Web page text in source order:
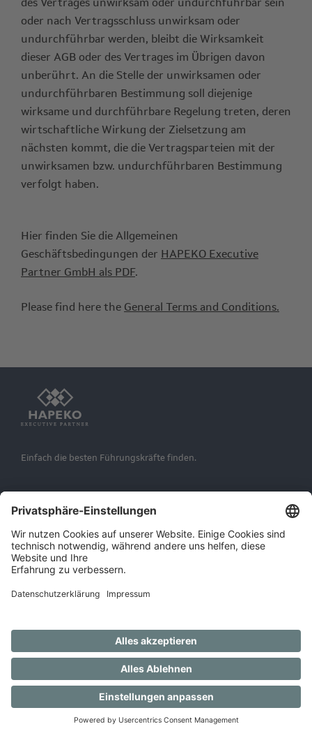
des Vertrages unwirksam oder undurchführbar sein
oder nach Vertragsschluss unwirksam oder
undurchführbar werden, bleibt die Wirksamkeit
dieser AGB oder des Vertrages im Übrigen davon
unberührt. An die Stelle der unwirksamen oder
undurchführbaren Bestimmung soll diejenige
wirksame und durchführbare Regelung treten, deren
wirtschaftliche Wirkung der Zielsetzung am
nächsten kommt, die die Vertragsparteien mit der
unwirksamen bzw. undurchführbaren Bestimmung
verfolgt haben.
Hier finden Sie die Allgemeinen
Geschäftsbedingungen der HAPEKO Executive
Partner GmbH als PDF.
Please find here the General Terms and Conditions.
Einfach die besten Führungskräfte finden.
© 2026 HAPEKO
DE EN